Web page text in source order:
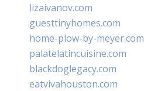
lizaivanov.com
guesttinyhomes.com
home-plow-by-meyer.com
palatelatincuisine.com
blackdoglegacy.com
eatvivahouston.com